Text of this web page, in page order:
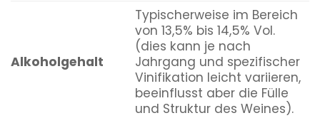
Alkoholgehalt
Typischerweise im Bereich
von 13,5% bis 14,5% Vol.
(dies kann je nach
Jahrgang und spezifischer
Vinifikation leicht variieren,
beeinflusst aber die Fülle
und Struktur des Weines).